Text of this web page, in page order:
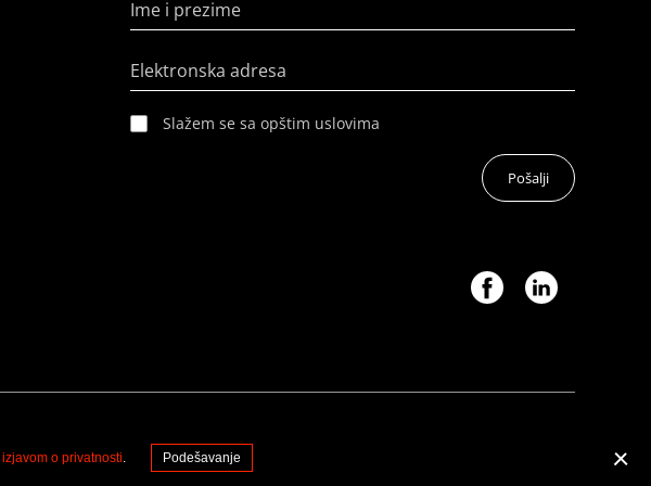
izjavom o privatnosti. Podešavanje
Ime i prezime
Elektronska adresa
Slažem se sa opštim uslovima
Pošalji